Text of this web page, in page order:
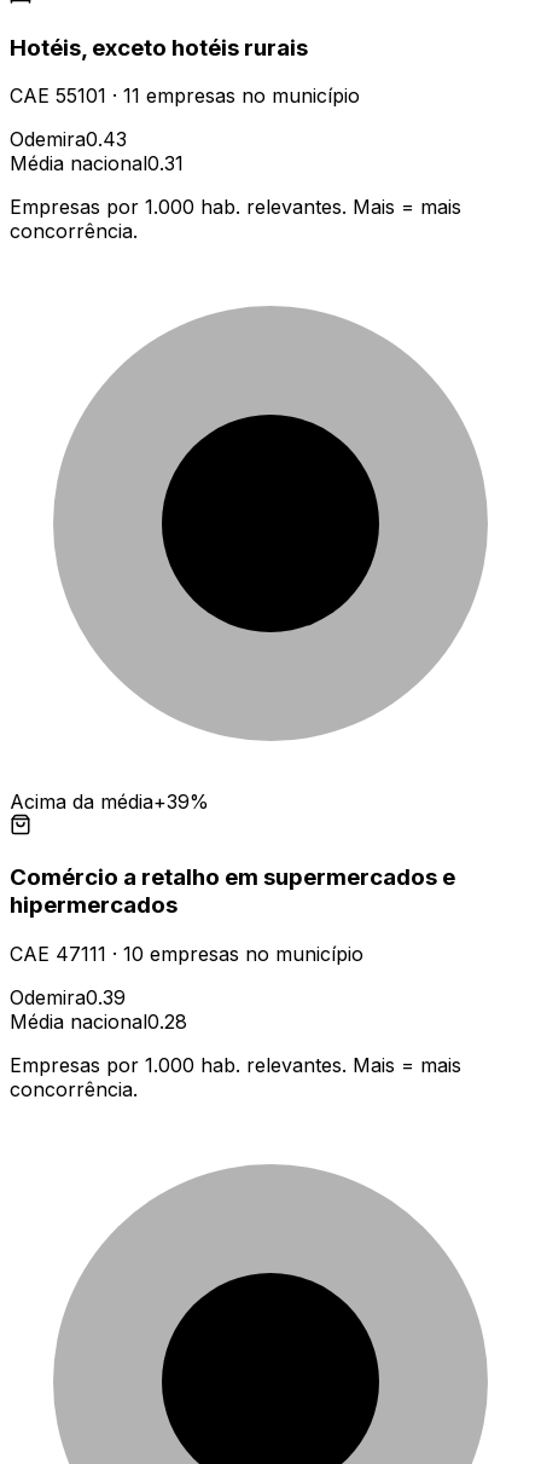
Hotéis, exceto hotéis rurais
CAE 55101 · 11 empresas no município
Odemira0.43
Média nacional0.31
Empresas por 1.000 hab. relevantes. Mais = mais
concorrência.
Acima da média+39%
Comércio a retalho em supermercados e
hipermercados
CAE 47111 · 10 empresas no município
Odemira0.39
Média nacional0.28
Empresas por 1.000 hab. relevantes. Mais = mais
concorrência.